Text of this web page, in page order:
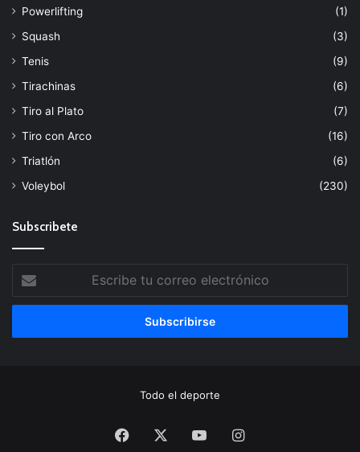
Powerlifting
(1)
Squash
(3)
Tenis
(9)
Tirachinas
(6)
Tiro al Plato
(7)
Tiro con Arco
(16)
Triatlón
(6)
Voleybol
(230)
Subscribete
tu
correo
Todo el deporte
Facebook YouTubeInstagram